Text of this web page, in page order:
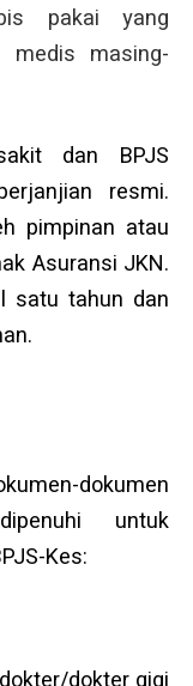
pakai yang
medis masing-
dan BPJS
resmi.
pimpinan atau
Asuransi JKN.
satu tahun dan
dokumen
untuk
Kes: